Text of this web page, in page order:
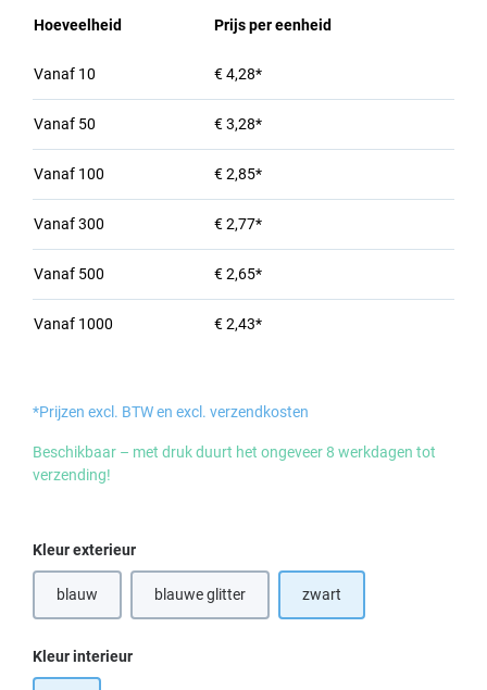
Hoeveelheid Prijs per eenheid
Vanaf 10 € 4,28*
Vanaf 50 € 3,28*
Vanaf 100 € 2,85*
Vanaf300 € 2,77*
Vanaf 500 € 2,65*
Vanaf 1000 € 2,43*
*Prijzen excl. BTW en excl. verzendkosten
Beschikbaar – met druk duurt het ongeveer 8 werkdagen tot
verzending!
Selecteer
Kleur exterieur
blauw blauwe glitter zwart
Selecteer
Kleur interieur